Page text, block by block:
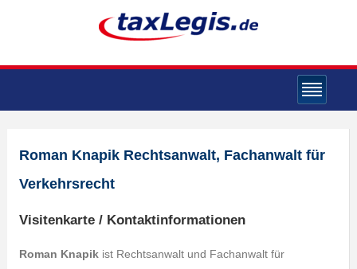
Roman Knapik Rechtsanwalt, Fachanwalt für
Verkehrsrecht
Visitenkarte / Kontaktinformationen
Roman Knapikist Rechtsanwalt und Fachanwalt für